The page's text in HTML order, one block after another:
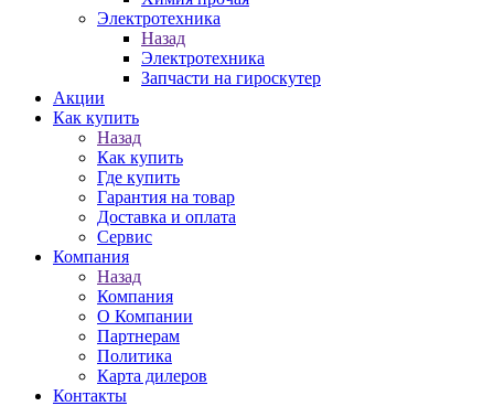
Электротехника
Назад
Электротехника
Запчасти на гироскутер
Акции
Как купить
Назад
Как купить
Где купить
Гарантия на товар
Доставка и оплата
Сервис
Компания
Назад
Компания
О Компании
Партнерам
Политика
Карта дилеров
Контакты